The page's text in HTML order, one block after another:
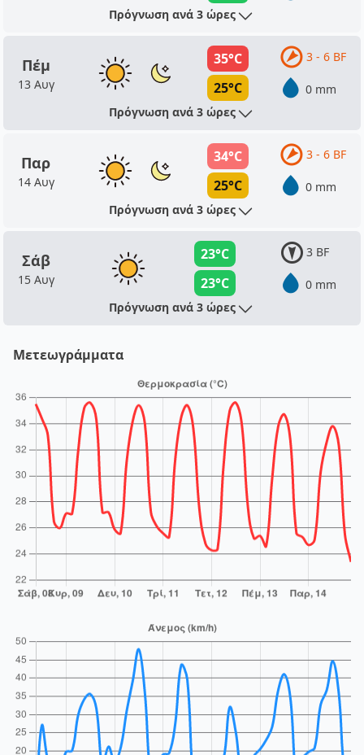
Πρόγνωση ανά 3 ώρες
Πέμ
13 Αυγ
35°C
25°C
3 - 6 BF
0 mm
Πρόγνωση ανά 3 ώρες
Παρ
14 Αυγ
34°C
25°C
3 - 6 BF
0 mm
Πρόγνωση ανά 3 ώρες
Σάβ
15 Αυγ
23°C
23°C
3 BF
0 mm
Πρόγνωση ανά 3 ώρες
Μετεωγράμματα